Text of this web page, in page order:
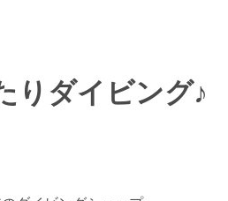
りダイビング♪